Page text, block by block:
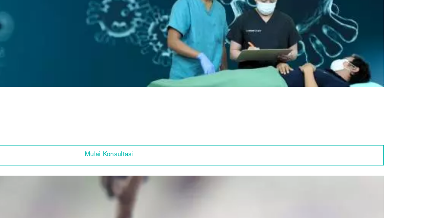
Mulai Konsultasi